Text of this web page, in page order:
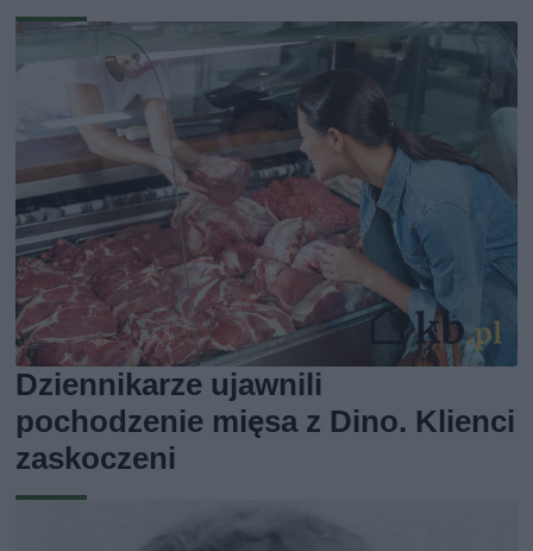
Dziennikarze ujawnili
pochodzenie mięsa z Dino. Klienci
zaskoczeni